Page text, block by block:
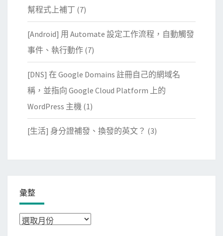
幫程式上補丁 (7)
[Android] 用 Automate 設定工作流程，自動觸發
事件、執行動作 (7)
[DNS] 在 Google Domains 註冊自己的網域名
稱，並指向 Google Cloud Platform 上的
WordPress 主機 (1)
[生活] 身分證補發、換發的英文？ (3)
彙整
彙